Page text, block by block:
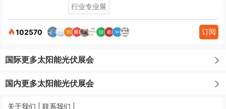
行业专业展
102570 订阅
国际更多太阳能光伏展会
国内更多太阳能光伏展会
关于我们 | 联系我们 |